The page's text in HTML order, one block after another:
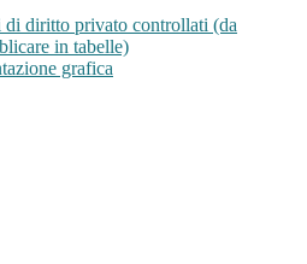
di diritto privato controllati (da
in tabelle)
grafica